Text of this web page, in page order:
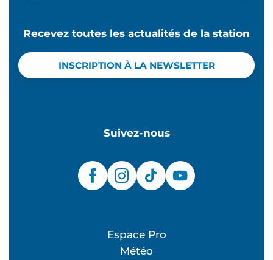
Recevez toutes les actualités de la station
INSCRIPTION À LA NEWSLETTER
Suivez-nous
Espace Pro
Météo